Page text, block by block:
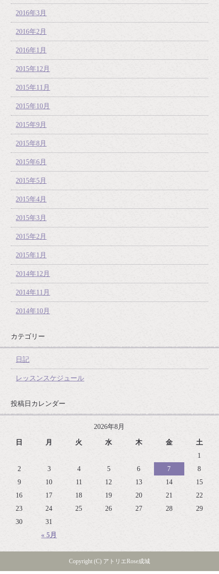
2016年3月
2016年2月
2016年1月
2015年12月
2015年11月
2015年10月
2015年9月
2015年8月
2015年6月
2015年5月
2015年4月
2015年3月
2015年2月
2015年1月
2014年12月
2014年11月
2014年10月
カテゴリー
日記
レッスンスケジュール
投稿日カレンダー
2026年8月
日 月 火 水 木 金 土
« 5月
1
2
3 4 5 6 7
8
9
10 11 12 13 14
15
16
17 18 19 20 21
22
23
24 25 26 27 28
29
30
31
Copyright (C) アトリエRose成城